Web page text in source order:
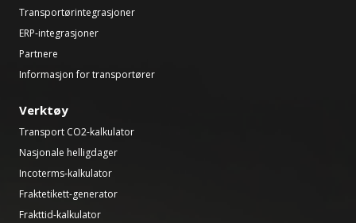
Transportørintegrasjoner
ERP-integrasjoner
Partnere
Informasjon for transportører
Verktøy
Transport CO2-kalkulator
Nasjonale helligdager
Incoterms-kalkulator
Fraktetikett-generator
Frakttid-kalkulator